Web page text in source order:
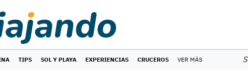
TIPS SOL Y PLAYA EXPERIENCIAS CRUCEROS VER MÁS